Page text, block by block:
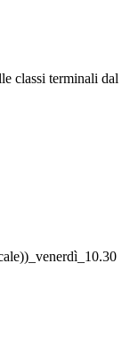
classi terminali dal